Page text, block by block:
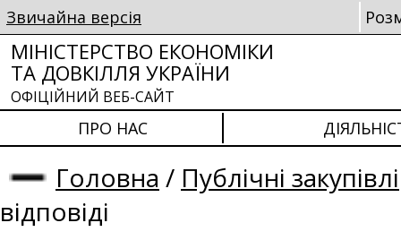
Звичайна версія
МІНІСТЕРСТВО ЕКОНОМІКИ
ТА ДОВКІЛЛЯ УКРАЇНИ
ОФІЦІЙНИЙ ВЕБ-САЙТ
ПРО НАС
Головна / Публічні закупівлі
відповіді